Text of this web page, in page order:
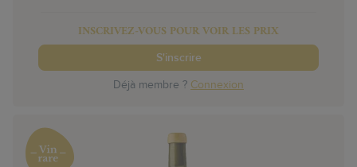
INSCRIVEZ-VOUS POUR VOIR LES PRIX
S'inscrire
Déjà membre ? Connexion